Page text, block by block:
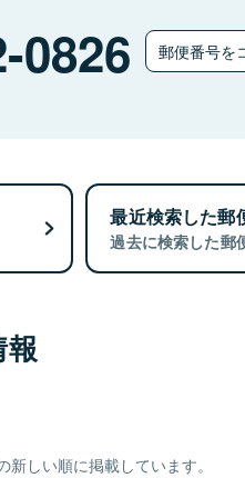
0826 郵便番号を
最近検索した郵
過去に検索した郵
しい順に掲載しています。